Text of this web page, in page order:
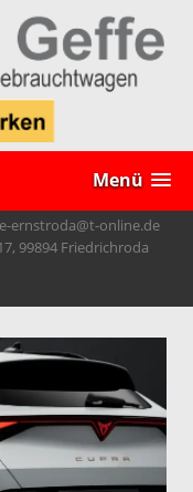
Menü
ernstroda@t-online.de
99894 Friedrichroda